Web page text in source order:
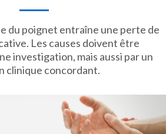
du poignet entraîne une perte de
Les causes doivent être
investigation, mais aussi par un
clinique concordant.